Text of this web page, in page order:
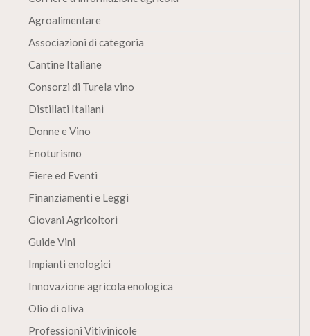
Agroalimentare
Associazioni di categoria
Cantine Italiane
Consorzi di Turela vino
Distillati Italiani
Donne e Vino
Enoturismo
Fiere ed Eventi
Finanziamenti e Leggi
Giovani Agricoltori
Guide Vini
Impianti enologici
Innovazione agricola enologica
Olio di oliva
Professioni Vitivinicole